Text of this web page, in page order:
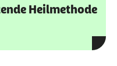
Heilmethode